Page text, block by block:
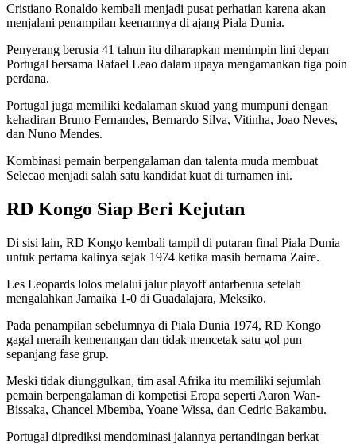
Cristiano Ronaldo kembali menjadi pusat perhatian karena akan
menjalani penampilan keenamnya di ajang Piala Dunia.
Penyerang berusia 41 tahun itu diharapkan memimpin lini depan
Portugal bersama Rafael Leao dalam upaya mengamankan tiga poin
perdana.
Portugal juga memiliki kedalaman skuad yang mumpuni dengan
kehadiran Bruno Fernandes, Bernardo Silva, Vitinha, Joao Neves,
dan Nuno Mendes.
Kombinasi pemain berpengalaman dan talenta muda membuat
Selecao menjadi salah satu kandidat kuat di turnamen ini.
RD Kongo Siap Beri Kejutan
Di sisi lain, RD Kongo kembali tampil di putaran final Piala Dunia
untuk pertama kalinya sejak 1974 ketika masih bernama Zaire.
Les Leopards lolos melalui jalur playoff antarbenua setelah
mengalahkan Jamaika 1-0 di Guadalajara, Meksiko.
Pada penampilan sebelumnya di Piala Dunia 1974, RD Kongo
gagal meraih kemenangan dan tidak mencetak satu gol pun
sepanjang fase grup.
Meski tidak diunggulkan, tim asal Afrika itu memiliki sejumlah
pemain berpengalaman di kompetisi Eropa seperti Aaron Wan-
Bissaka, Chancel Mbemba, Yoane Wissa, dan Cedric Bakambu.
Portugal diprediksi mendominasi jalannya pertandingan berkat